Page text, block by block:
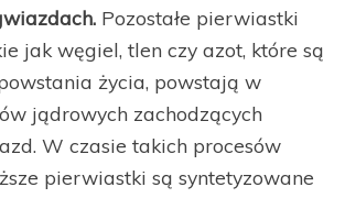
Pozostałe pierwiastki
jak węgiel, tlen czy azot, które są
życia, powstają w
jądrowych zachodzących
W czasie takich procesów
pierwiastki są syntetyzowane